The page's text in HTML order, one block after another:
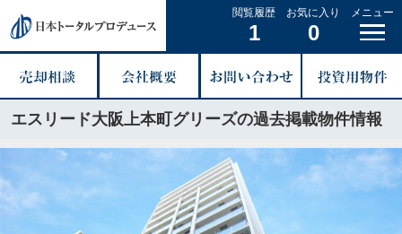
閲覧履歴
1
お気に入り
0
メニュー
エスリード大阪上本町グリーズの過去掲載物件情報